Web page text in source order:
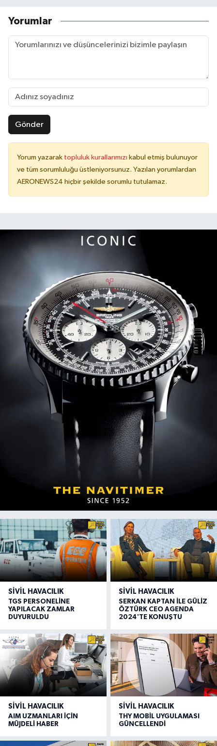
Yorumlar
Gönder
Yorum yazarak topluluk kurallarımızı kabul etmiş bulunuyor
ve tüm sorumluluğu üstleniyorsunuz. Yazılan yorumlardan
AERONEWS24 hiçbir şekilde sorumlu tutulamaz.
SIVIL HAVACILIK
TGS PERSONELİNE
YAPILACAK ZAMLAR
DUYURULDU
SIVIL HAVACILIK
SERKAN KAPTAN İLE GÜLİZ
ÖZTÜRK CEO AGENDA
2024'TE KONUŞTU
SIVIL HAVACILIK
AIM UZMANLARI İÇİN
MÜJDELİ HABER
SIVIL HAVACILIK
THY MOBİL UYGULAMASI
GÜNCELLENDİ